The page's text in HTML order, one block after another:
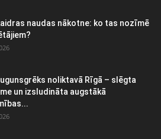
naudas nākotne: ko tas nozīmē
noliktavā Rīgā – slēgta
un izsludināta augstākā